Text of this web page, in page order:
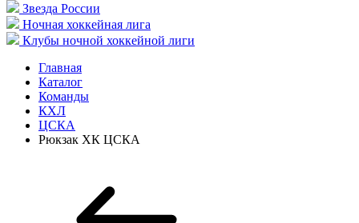
Звезда России
Ночная хоккейная лига
Клубы ночной хоккейной лиги
Главная
Каталог
Команды
КХЛ
ЦСКА
Рюкзак ХК ЦСКА